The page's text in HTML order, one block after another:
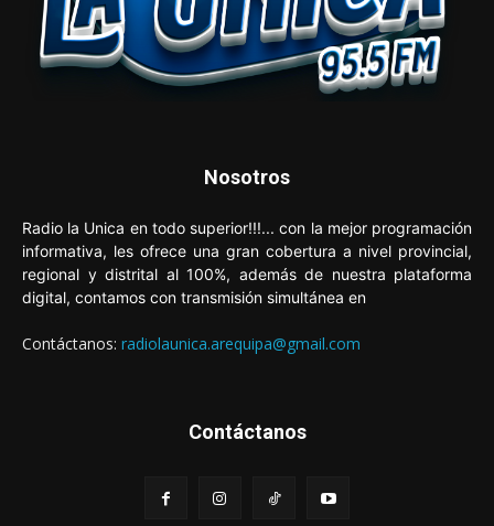
Nosotros
Radio la Unica en todo superior!!!... con la mejor programación
informativa, les ofrece una gran cobertura a nivel provincial,
regional y distrital al 100%, además de nuestra plataforma
digital, contamos con transmisión simultánea en
Contáctanos: radiolaunica.arequipa@gmail.com
Contáctanos